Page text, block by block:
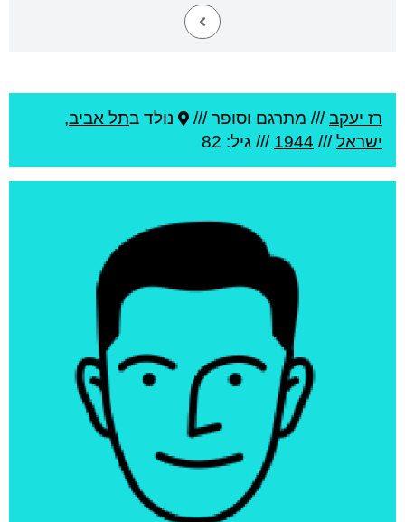
רז יעקב/// מתרגם וסופר /// נולד בתל אביב,
ישראל///
1944 /// גיל: 82